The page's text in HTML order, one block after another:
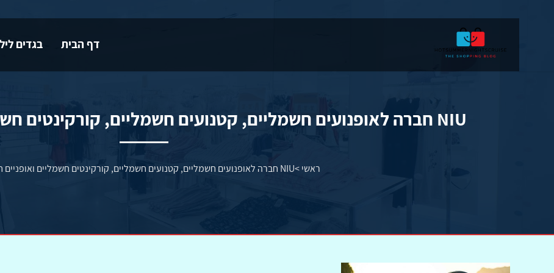
דף הבית בגדים
NIU חברה לאופנועים חשמליים, קטנועים חשמליים, קורקינטים חשמליים ואופניים חשמליים.
ראשי>NIU חברה לאופנועים חשמליים, קטנועים חשמליים, קורקינטים חשמליים ואופניים חשמליים.